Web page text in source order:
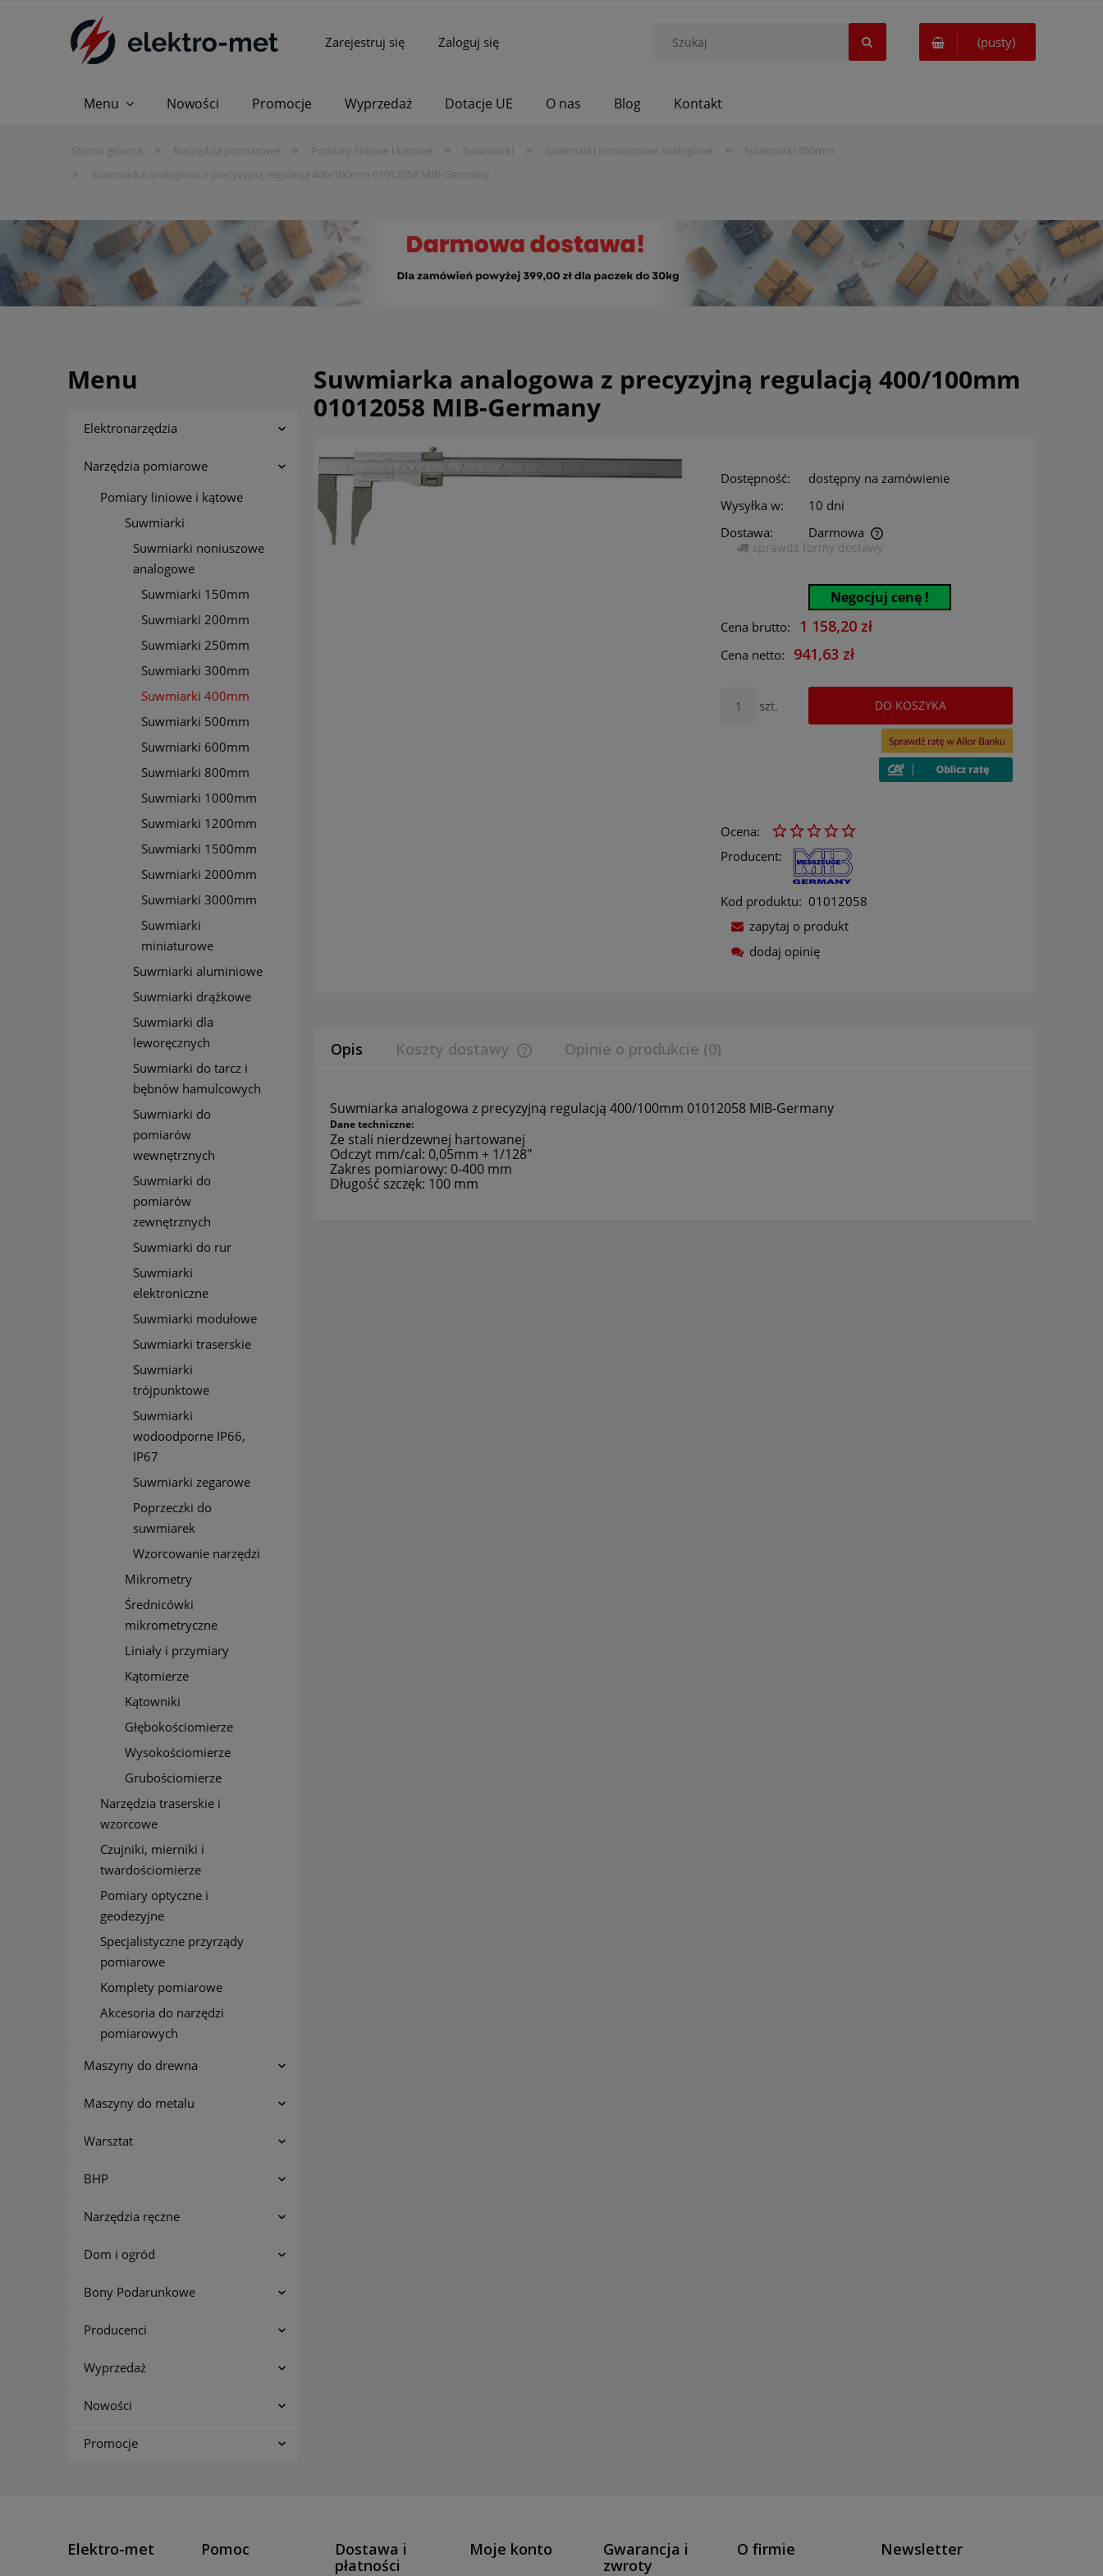
(pusty)
Zarejestruj się Zaloguj się
Menu Nowości Promocje Wyprzedaż Dotacje UE O nas Blog Kontakt
Strona główna » Narzędzia pomiarowe » Pomiary liniowe i kątowe » Suwmiarki » Suwmiarki noniuszowe analogowe » Suwmiarki 400mm
» Suwmiarka analogowa z precyzyjną regulacją 400/100mm 01012058 MIB-Germany
Menu
Elektronarzędzia
Narzędzia pomiarowe
Pomiary liniowe i kątowe
Suwmiarki
Suwmiarki noniuszowe
analogowe
Suwmiarki 150mm
Suwmiarki 200mm
Suwmiarki 250mm
Suwmiarki 300mm
Suwmiarki 400mm
Suwmiarki 500mm
Suwmiarki 600mm
Suwmiarki 800mm
Suwmiarki 1000mm
Suwmiarki 1200mm
Suwmiarki 1500mm
Suwmiarki 2000mm
Suwmiarki 3000mm
Suwmiarki
miniaturowe
Suwmiarki aluminiowe
Suwmiarki drążkowe
Suwmiarki dla
leworęcznych
Suwmiarki do tarcz i
bębnów hamulcowych
Suwmiarki do
pomiarów
wewnętrznych
Suwmiarki do
pomiarów
zewnętrznych
Suwmiarki do rur
Suwmiarki
elektroniczne
Suwmiarki modułowe
Suwmiarki traserskie
Suwmiarki
trójpunktowe
Suwmiarki
wodoodporne IP66,
IP67
Suwmiarki zegarowe
Poprzeczki do
suwmiarek
Wzorcowanie narzędzi
Mikrometry
Średnicówki
mikrometryczne
Liniały i przymiary
Kątomierze
Kątowniki
Głębokościomierze
Wysokościomierze
Grubościomierze
Narzędzia traserskie i
wzorcowe
Czujniki, mierniki i
twardościomierze
Pomiary optyczne i
geodezyjne
Specjalistyczne przyrządy
pomiarowe
Komplety pomiarowe
Akcesoria do narzędzi
pomiarowych
Maszyny do drewna
Maszyny do metalu
Warsztat
BHP
Narzędzia ręczne
Dom i ogród
Bony Podarunkowe
Producenci
Wyprzedaż
Nowości
Promocje
Suwmiarka analogowa z precyzyjną regulacją 400/100mm
01012058 MIB-Germany
Dostępność:
dostępny na zamówienie
Wysyłka w:
10 dni
Dostawa:
Darmowa
sprawdź formy dostawy
Negocjuj cenę !
Cena brutto: 1 158,20 zł
Cena netto: 941,63 zł
szt. DO KOSZYKA
Ocena:
Producent:
Kod produktu: 01012058
zapytaj o produkt
dodaj opinię
Opis Koszty dostawy
płatności
Opinie o produkcie (0)
Suwmiarka analogowa z precyzyjną regulacją 400/100mm 01012058 MIB-Germany
Dane techniczne:
Ze stali nierdzewnej hartowanej
Odczyt mm/cal: 0,05mm + 1/128"
Zakres pomiarowy: 0-400 mm
Długość szczęk: 100 mm
Elektro-met Pomoc
Dostawa i
płatności
Moje konto
Gwarancja i
zwroty
O firmie Newsletter